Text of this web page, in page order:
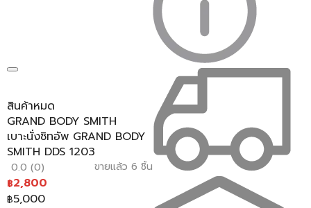
สินค้าหมด
GRAND BODY SMITH
เบาะนั่งซิทอัพ GRAND BODY
SMITH DDS 1203
0.0 (0) ขายแล้ว 6 ชิ้น
฿2,800
฿5,000